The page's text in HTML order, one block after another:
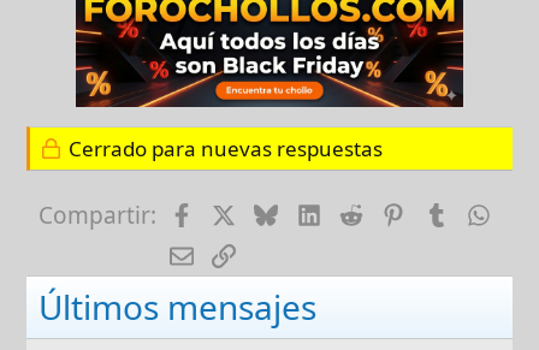
Cerrado para nuevas respuestas
Compartir: FacebookBlueskyLinkedIn
RedditPinterest
Tumblr
E-mailEnlace
Últimos mensajes